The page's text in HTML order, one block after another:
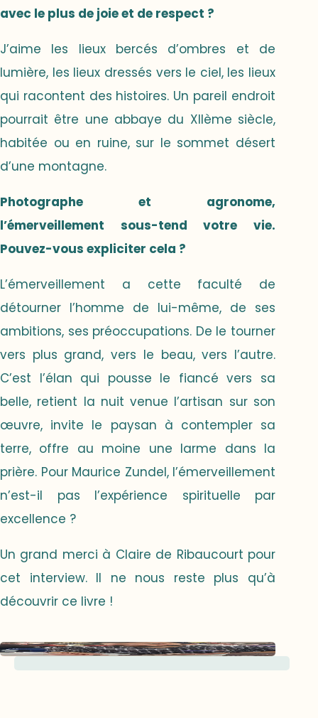
avec le plus de joie et de respect ?
J’aime les lieux bercés d’ombres et de
lumière, les lieux dressés vers le ciel, les lieux
qui racontent des histoires. Un pareil endroit
pourrait être une abbaye du XIIème siècle,
habitée ou en ruine, sur le sommet désert
d’une montagne.
Photographe et agronome,
l’émerveillement sous-tend votre vie.
Pouvez-vous expliciter cela ?
L’émerveillement a cette faculté de
détourner l’homme de lui-même, de ses
ambitions, ses préoccupations. De le tourner
vers plus grand, vers le beau, vers l’autre.
C’est l’élan qui pousse le fiancé vers sa
belle, retient la nuit venue l’artisan sur son
œuvre, invite le paysan à contempler sa
terre, offre au moine une larme dans la
prière. Pour Maurice Zundel, l’émerveillement
n’est-il pas l’expérience spirituelle par
excellence ?
Un grand merci à Claire de Ribaucourt pour
cet interview. Il ne nous reste plus qu’à
découvrir ce livre !